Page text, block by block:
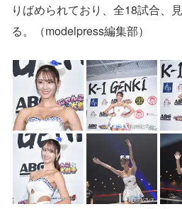
りばめられており、全18試合、
る。（modelpress編集部）